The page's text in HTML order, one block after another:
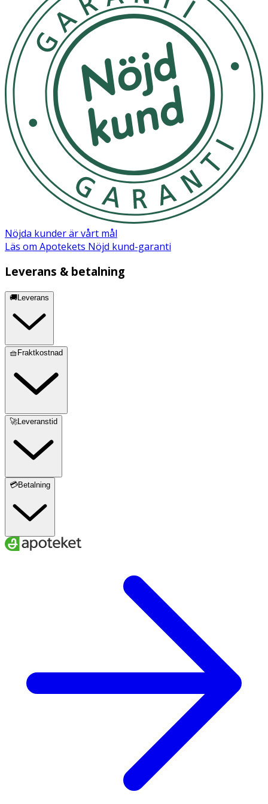
Ingredienser:
Propolis Extract, Butylene Glycol, Glycerin, Betaine,
1,2Hexanediol, Cassia Obtusifolia Seed Extract, Sodium
Hyaluronate, Hydroxyethylcellulose, Carbomer,
Panthenol, Arginine
Nöjda kunder är vårt mål
Läs om Apotekets Nöjd kund-garanti
Leverans & betalning
🚚Leverans
🧺Fraktkostnad
🚀Leveranstid
💳Betalning